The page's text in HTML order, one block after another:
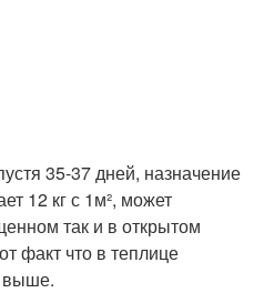
35-37 дней, назначение
12 кг с 1м², может
так и в открытом
факт что в теплице
выше.